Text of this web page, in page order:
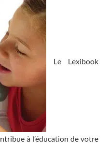
Le Lexibook
à l’éducation de votre